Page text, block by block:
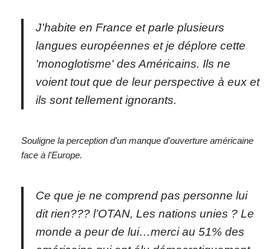
J'habite en France et parle plusieurs
langues européennes et je déplore cette
'monoglotisme' des Américains. Ils ne
voient tout que de leur perspective à eux et
ils sont tellement ignorants.
Souligne la perception d'un manque d'ouverture américaine
face à l'Europe.
Ce que je ne comprend pas personne lui
dit rien??? l’OTAN, Les nations unies ? Le
monde a peur de lui…merci au 51% des